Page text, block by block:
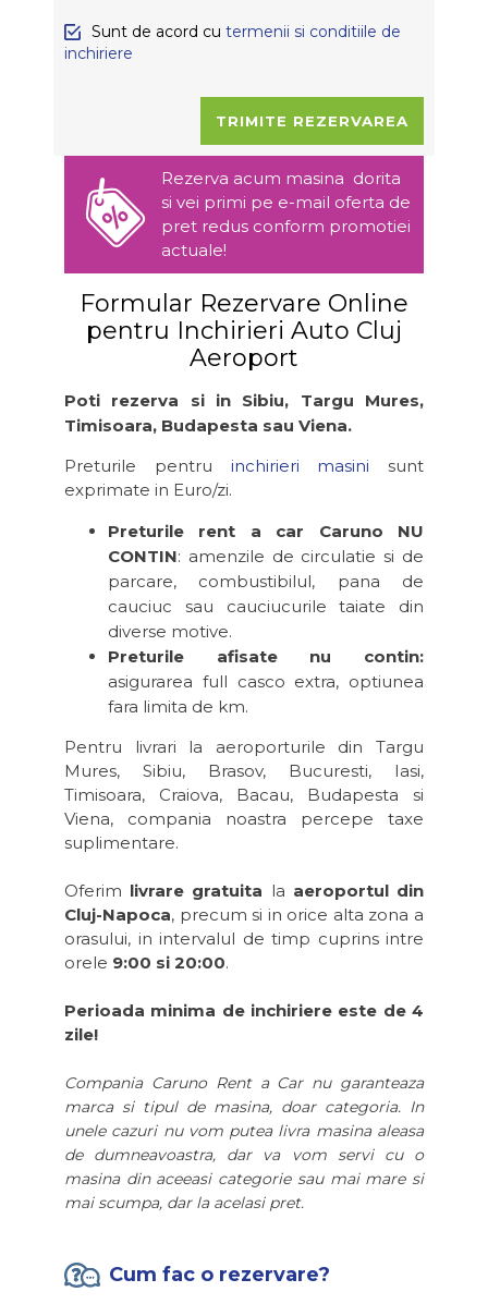
Sunt de acord cu termenii si conditiile de
inchiriere
Rezerva acum masina dorita
si vei primi pe e-mail oferta de
pret redus conform promotiei
actuale!
Formular Rezervare Online
pentru Inchirieri Auto Cluj
Aeroport
Poti rezerva si in Sibiu, Targu Mures,
Timisoara, Budapesta sau Viena.
Preturile pentru inchirieri masini sunt
exprimate in Euro/zi.
Preturile rent a car Caruno NU
CONTIN: amenzile de circulatie si de
parcare, combustibilul, pana de
cauciuc sau cauciucurile taiate din
diverse motive.
Preturile afisate nu contin:
asigurarea full casco extra, optiunea
fara limita de km.
Pentru livrari la aeroporturile din Targu
Mures, Sibiu, Brasov, Bucuresti, Iasi,
Timisoara, Craiova, Bacau, Budapesta si
Viena, compania noastra percepe taxe
suplimentare.
Oferim livrare gratuita la aeroportul din
Cluj-Napoca, precum si in orice alta zona a
orasului, in intervalul de timp cuprins intre
orele 9:00 si 20:00.
Perioada minima de inchiriere este de 4
zile!
Compania Caruno Rent a Car nu garanteaza
marca si tipul de masina, doar categoria. In
unele cazuri nu vom putea livra masina aleasa
de dumneavoastra, dar va vom servi cu o
masina din aceeasi categorie sau mai mare si
mai scumpa, dar la acelasi pret.
Cum fac o rezervare?